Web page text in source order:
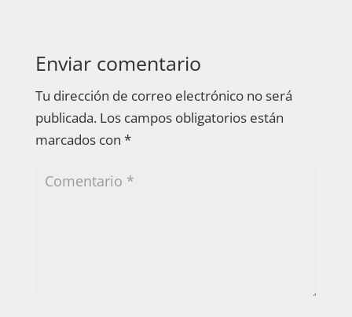
Enviar comentario
Tu dirección de correo electrónico no será
publicada. Los campos obligatorios están
marcados con *